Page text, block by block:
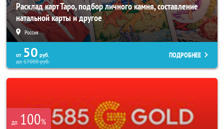
Расклад карт Таро, подбор личного камня, составление
натальной карты и другое
Россия
от 50 руб.
до17000руб.
ПОДРОБНЕЕ
до 100%